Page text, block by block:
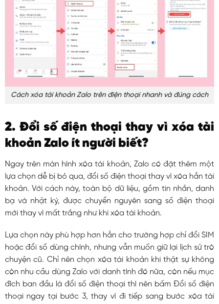
Cách xóa tài khoản Zalo trên điện thoại nhanh và đúng cách
2. Đổi số điện thoại thay vì xóa tài
khoản Zalo ít người biết?
Ngay trên màn hình xóa tài khoản, Zalo có đặt thêm một
lựa chọn dễ bị bỏ qua, đổi số điện thoại thay vì xóa hẳn tài
khoản. Với cách này, toàn bộ dữ liệu, gồm tin nhắn, danh
bạ và nhật ký, được chuyển nguyên sang số điện thoại
mới thay vì mất trắng như khi xóa tài khoản.
Lựa chọn này phù hợp hơn hẳn cho trường hợp chỉ đổi SIM
hoặc đổi số dùng chính, nhưng vẫn muốn giữ lại lịch sử trò
chuyện cũ. Chỉ nên chọn xóa tài khoản khi thật sự không
còn nhu cầu dùng Zalo với danh tính đó nữa, còn nếu mục
đích ban đầu là đổi số điện thoại thì nên bấm Đổi số điện
thoại ngay tại bước 3, thay vì đi tiếp sang bước xóa tài